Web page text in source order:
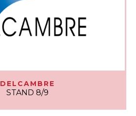
DELCAMBRE
STAND 8/9